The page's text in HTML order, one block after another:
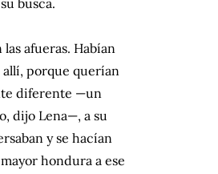
busca.
afueras. Habían
porque querían
diferente —un
dijo Lena—, a su
y se hacían
hondura a ese